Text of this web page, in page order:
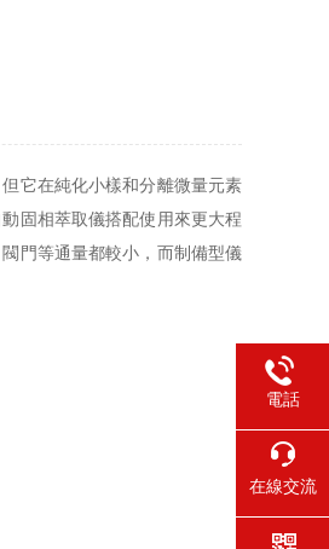
它在純化小樣和分離微量元素
固相萃取儀搭配使用來更大程
門等通量都較小，而制備型儀
電話
在線交流